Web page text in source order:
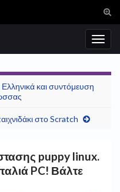
και συντόμευση
στο Scratch
puppy linux.
PC! Βάλτε